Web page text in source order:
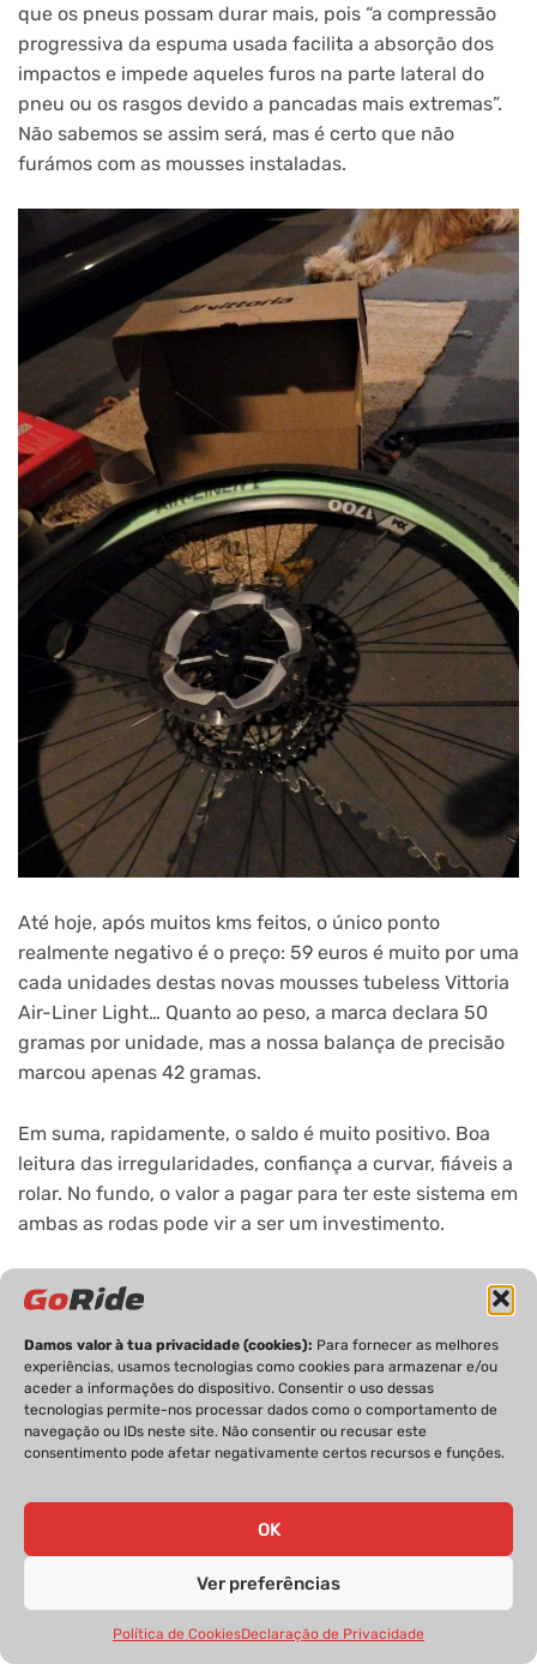
Damos valor à tua privacidade (cookies): Para fornecer as melhores
experiências, usamos tecnologias como cookies para armazenar e/ou
aceder a informações do dispositivo. Consentir o uso dessas
tecnologias permite-nos processar dados como o comportamento de
navegação ou IDs neste site. Não consentir ou recusar este
consentimento pode afetar negativamente certos recursos e funções.
OK
Ver preferências
Política de CookiesDeclaração de Privacidade
que os pneus possam durar mais, pois “a compressão
progressiva da espuma usada facilita a absorção dos
impactos e impede aqueles furos na parte lateral do
pneu ou os rasgos devido a pancadas mais extremas”.
Não sabemos se assim será, mas é certo que não
furámos com as mousses instaladas.
Até hoje, após muitos kms feitos, o único ponto
realmente negativo é o preço: 59 euros é muito por uma
cada unidades destas novas mousses tubeless Vittoria
Air-Liner Light… Quanto ao peso, a marca declara 50
gramas por unidade, mas a nossa balança de precisão
marcou apenas 42 gramas.
Em suma, rapidamente, o saldo é muito positivo. Boa
leitura das irregularidades, confiança a curvar, fiáveis a
rolar. No fundo, o valor a pagar para ter este sistema em
ambas as rodas pode vir a ser um investimento.
Neste teste:
Texto: José Escotto
Fotos: Iván Fornos
Rider em ação: Samuel Iglesias
Lê também: